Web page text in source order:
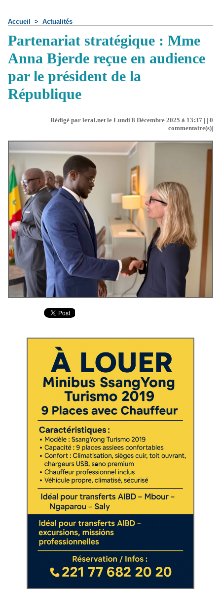
Accueil > Actualités
Partenariat stratégique : Mme
Anna Bjerde reçue en audience
par le président de la
République
Rédigé par leral.net le Lundi 8 Décembre 2025 à 13:37 | | 0
commentaire(s)|